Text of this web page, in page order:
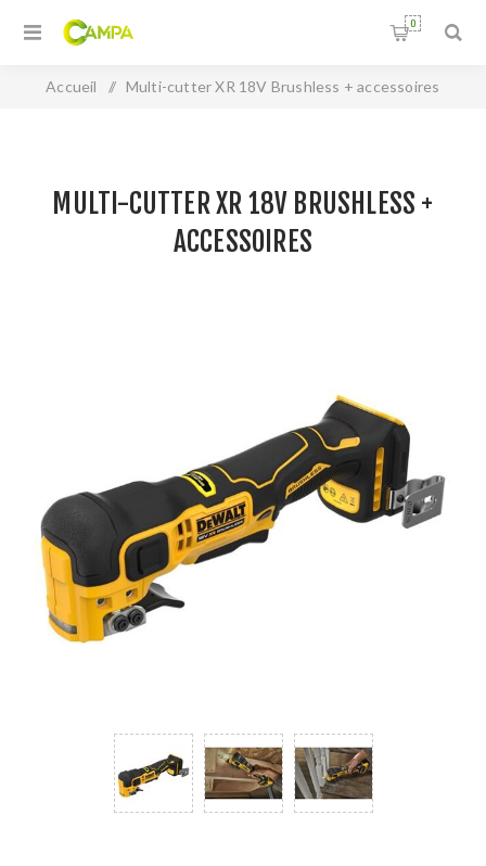
0
Accueil / Multi-cutter XR 18V Brushless + accessoires
MULTI-CUTTER XR 18V BRUSHLESS +
ACCESSOIRES